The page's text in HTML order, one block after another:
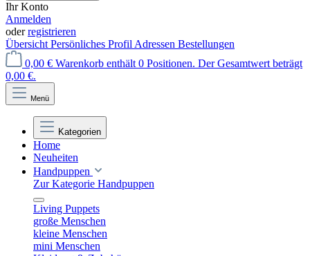
Ihr Konto
Anmelden
oderregistrieren
Übersicht Persönliches Profil Adressen Bestellungen
0,00 € Warenkorb enthält 0 Positionen. Der Gesamtwert beträgt
0,00 €.
Menü
Kategorien
Home
Neuheiten
Handpuppen
Zur Kategorie Handpuppen
Living Puppets
große Menschen
kleine Menschen
mini Menschen